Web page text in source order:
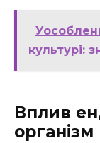
культурі:
Вплив
організм